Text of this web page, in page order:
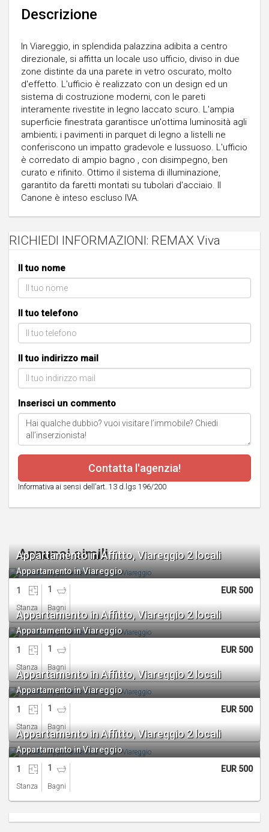
Descrizione
In Viareggio, in splendida palazzina adibita a centro
direzionale, si affitta un locale uso ufficio, diviso in due
zone distinte da una parete in vetro oscurato, molto
d'effetto. L'ufficio è realizzato con un design ed un
sistema di costruzione moderni, con le pareti
interamente rivestite in legno laccato scuro. L'ampia
superficie finestrata garantisce un'ottima luminosità agli
ambienti; i pavimenti in parquet di legno a listelli ne
conferiscono un impatto gradevole e lussuoso. L'ufficio
è corredato di ampio bagno , con disimpegno, ben
curato e rifinito. Ottimo il sistema di illuminazione,
garantito da faretti montati su tubolari d'acciaio. Il
Canone è inteso escluso IVA.
RICHIEDI INFORMAZIONI: REMAX Viva
Il tuo nome
Il tuo telefono
Il tuo indirizzo mail
Inserisci un commento
Contatta l'agenzia!
Informativa ai sensi dell'art. 13 d.lgs 196/200
Annunci simili
Appartamento in Affitto, Viareggio 2 locali
Appartamento in Viareggio
1
Stanza
1
Bagni
EUR 500
Appartamento in Affitto, Viareggio 2 locali
Appartamento in Viareggio
1
Stanza
1
Bagni
EUR 500
Appartamento in Affitto, Viareggio 2 locali
Appartamento in Viareggio
1
Stanza
1
Bagni
EUR 500
Appartamento in Affitto, Viareggio 2 locali
Appartamento in Viareggio
1
Stanza
1
Bagni
EUR 500